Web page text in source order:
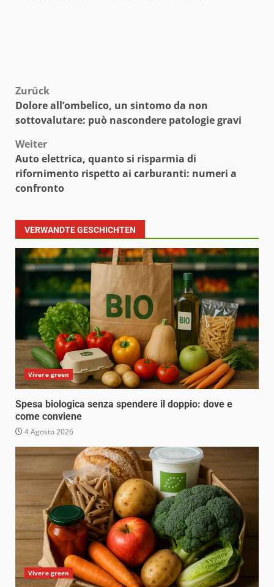
Beitragsnavigation
Zurück
Dolore all’ombelico, un sintomo da non
sottovalutare: può nascondere patologie gravi
Weiter
Auto elettrica, quanto si risparmia di
rifornimento rispetto ai carburanti: numeri a
confronto
VERWANDTE GESCHICHTEN
Vivere green
Spesa biologica senza spendere il doppio: dove e
come conviene
4 Agosto 2026
Vivere green